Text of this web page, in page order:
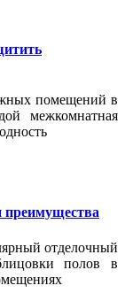
помещений в
межкомнатная
преимущества
отделочный
полов в